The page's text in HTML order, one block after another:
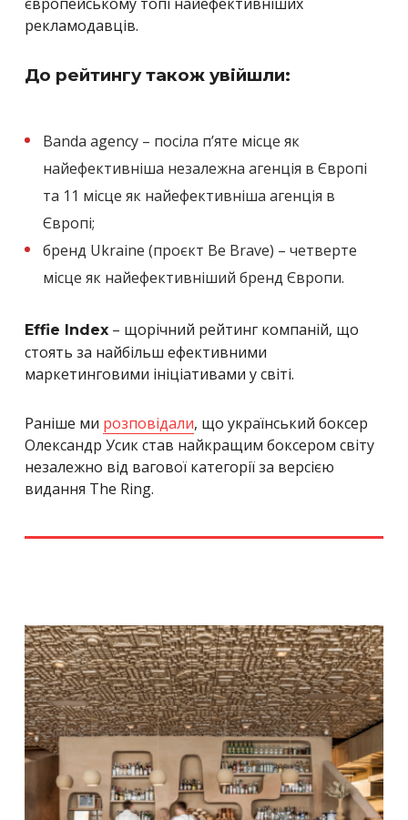
рекламодавців.
До рейтингу також увійшли:
Banda agency – посіла пʼяте місце як
найефективніша незалежна агенція в Європі
та 11 місце як найефективніша агенція в
Європі;
бренд Ukraine (проєкт Be Brave) – четверте
місце як найефективніший бренд Європи.
Effie Index – щорічний рейтинг компаній, що
стоять за найбільш ефективними
маркетинговими ініціативами у світі.
Раніше ми розповідали, що український боксер
Олександр Усик став найкращим боксером світу
незалежно від вагової категорії за версією
видання The Ring.